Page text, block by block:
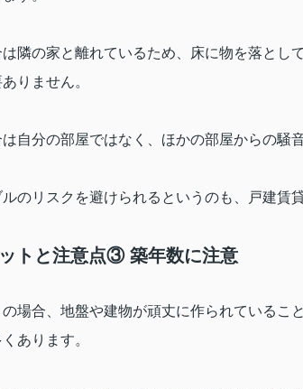
隣の家と離れているため、床に物を落とし
りません。
自分の部屋ではなく、ほかの部屋からの騒
のリスクを避けられるというのも、戸建賃
トと注意点③ 築年数に注意
場合、地盤や建物が頑丈に作られているこ
あります。